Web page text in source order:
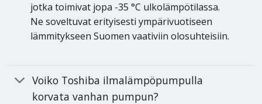
jotka toimivat jopa -35 °C ulkolämpötilassa.
Ne soveltuvat erityisesti ympärivuotiseen
lämmitykseen Suomen vaativiin olosuhteisiin.
Voiko Toshiba ilmalämpöpumpulla
korvata vanhan pumpun?